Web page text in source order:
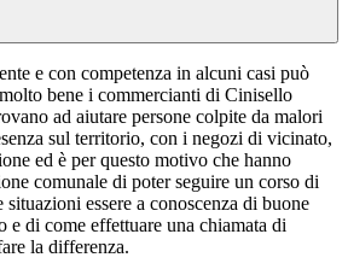
e con competenza in alcuni casi può
bene i commercianti di Cinisello
ad aiutare persone colpite da malori
sul territorio, con i negozi di vicinato,
ed è per questo motivo che hanno
comunale di poter seguire un corso di
essere a conoscenza di buone
e di come effettuare una chiamata di
la differenza.